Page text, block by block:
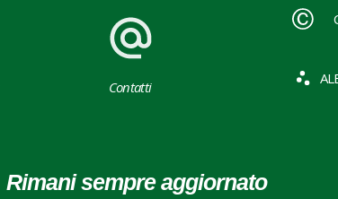
Contatti
Rimani sempre aggiornato